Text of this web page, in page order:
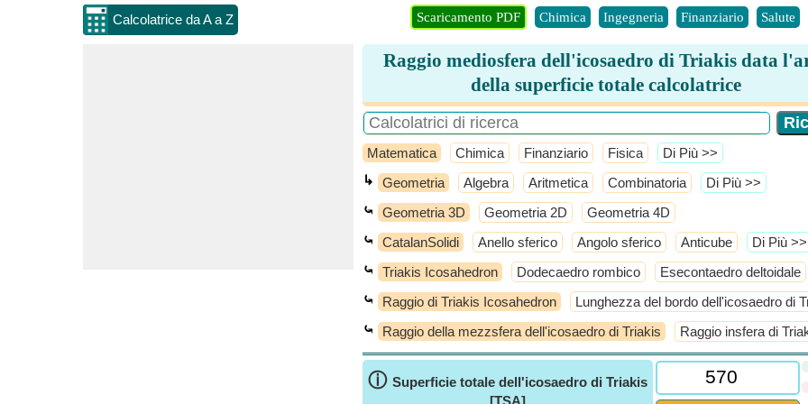
Calcolatrice da A a Z Scaricamento PDF Chimica Ingegneria Finanziario Salute
Raggio mediosfera dell'icosaedro di Triakis data
della superficie totale calcolatrice
Matematica Chimica Finanziario Fisica ​Di Più >>
↳ Geometria Algebra Aritmetica Combinatoria ​Di Più >>
⤿ Geometria 3D Geometria 2D Geometria 4D
⤿ CatalanSolidi Anello sferico Angolo sferico Anticube ​Di Più >>
⤿ Triakis Icosahedron Dodecaedro rombico Esecontaedro deltoidale
⤿ Raggio di Triakis Icosahedron Lunghezza del bordo dell'icosaedro di
⤿ Raggio della mezzsfera dell'icosaedro di Triakis Raggio insfera di
ⓘ Superficie totale dell'icosaedro di Triakis
[TSA]